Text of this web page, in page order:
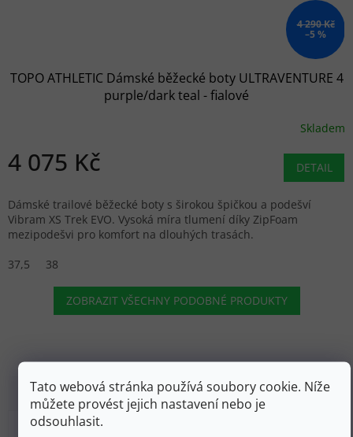
Tato webová stránka používá soubory cookie. Níže
můžete provést jejich nastavení nebo je
odsouhlasit.
4 290 Kč
–5 %
TOPO ATHLETIC Dámské běžecké boty ULTRAVENTURE 4
purple/dark teal - fialové
Skladem
4 075 Kč DETAIL
Dámské trailové běžecké boty s širokou špičkou a podešví
Vibram XS Trek EVO. Vysoká míra tlumení díky ZipFoam
mezipodešvi pro komfort na dlouhých trasách.
37,5
38
ZOBRAZIT VŠECHNY PODOBNÉ PRODUKTY